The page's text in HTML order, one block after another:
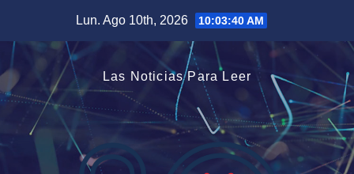
contenido
Lun. Ago 10th, 2026 10:03:40 AM
Las Noticias Para Leer